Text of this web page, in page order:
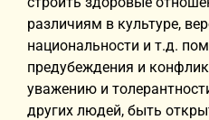
различиям в культуре,
национальности и т.д.
предубеждения и
уважению и
других людей, быть